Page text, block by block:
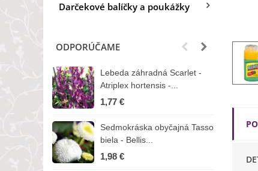
Darčekové balíčky a poukážky
ODPORÚČAME
Lebeda záhradná Scarlet -
Atriplex hortensis -...
1,77 €
Sedmokráska obyčajná Tasso
biela - Bellis...
1,98 €